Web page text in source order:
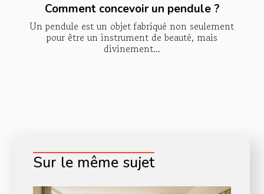
Comment concevoir un pendule ?
Un pendule est un objet fabriqué non seulement
pour être un instrument de beauté, mais
divinement...
Sur le même sujet